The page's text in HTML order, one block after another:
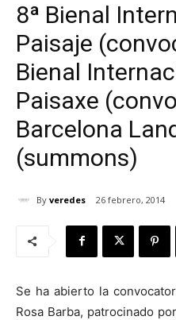
8ª Bienal
Paisaje
Bienal
Paisaxe
Barcelona
(summons)
By veredes 26 febrero, 2014
Se ha abierto la
Rosa Barba, patrocinado